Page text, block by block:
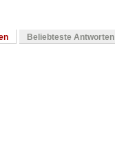
Beliebteste Antworten